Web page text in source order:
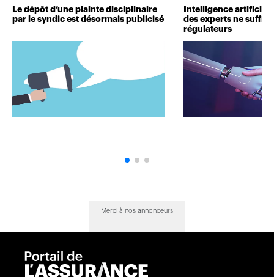
Le dépôt d’une plainte disciplinaire
par le syndic est désormais publicisé
Intelligence
des experts ne suffit
régulateurs
Merci à nos annonceurs